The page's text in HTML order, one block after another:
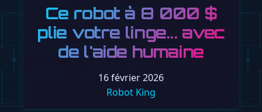
Ce robot à 8 000 $
plie votre linge... avec
de l'aide humaine
16 février 2026
Robot King